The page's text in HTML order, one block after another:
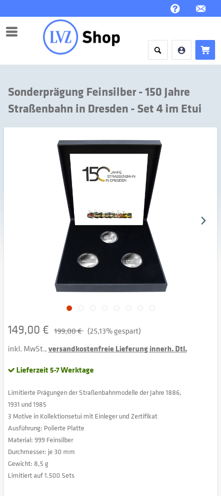
Menü
Sonderprägung Feinsilber - 150 Jahre
Straßenbahn in Dresden - Set 4 im Etui
149,00 € 199,00 € (25,13% gespart)
inkl. MwSt.,versandkostenfreie Lieferung innerh. Dtl.
Lieferzeit 5-7 Werktage
Limitierte Prägungen der Straßenbahnmodelle der Jahre 1886,
1931 und 1985
3 Motive in Kollektionsetui mit Einleger und Zertifikat
Ausführung: Polierte Platte
Material: 999 Feinsilber
Durchmesser: je 30 mm
Gewicht: 8,5 g
Limitiert auf 1.500 Sets